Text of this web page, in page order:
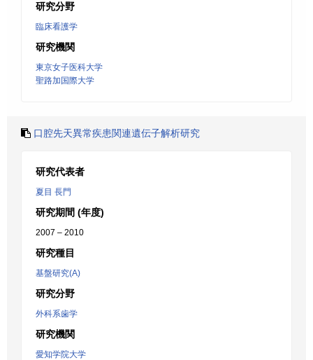
研究分野
臨床看護学
研究機関
東京女子医科大学
聖路加国際大学
口腔先天異常疾患関連遺伝子解析研究
研究代表者
夏目 長門
研究期間 (年度)
2007 – 2010
研究種目
基盤研究(A)
研究分野
外科系歯学
研究機関
愛知学院大学